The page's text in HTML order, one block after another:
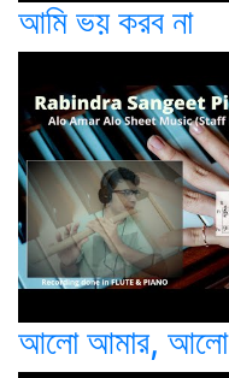
আমি ভয় করব না
আলো আমার, আলো